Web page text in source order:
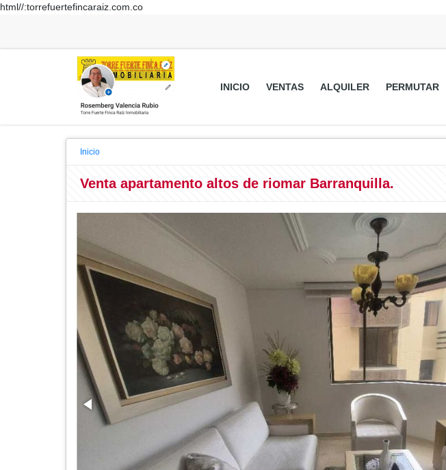
html//:torrefuertefincaraiz.com.co
INICIO VENTAS ALQUILER PERMUTAR
Inicio
Venta apartamento altos de riomar Barranquilla.